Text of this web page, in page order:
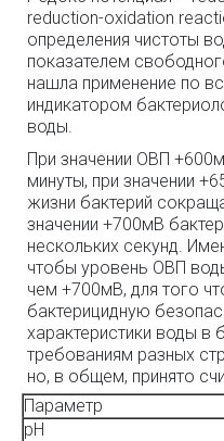
reduction-oxidation
определения чистоты
показателем
нашла применение по
индикатором
воды.
При значении ОВП
минуты, при значении
жизни бактерий
значении +700мВ
нескольких секунд.
чтобы уровень ОВП
чем +700мВ, для того
бактерицидную
характеристики воды в
требованиям разных
но, в общем, принято
Параметр
pH